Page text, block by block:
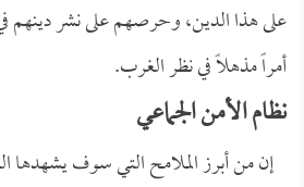
على هذا الدين، وحرصهم على نشر دينهم
أمراً مذهلاً في نظر الغرب.
نظام الأمن الجماعي
إن من أبرز الملامح التي سوف يشهدها